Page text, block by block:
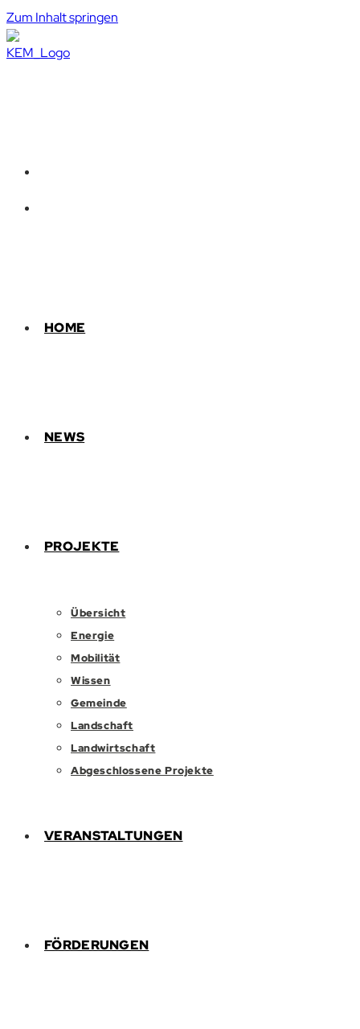
Zum Inhalt springen
HOME
NEWS
PROJEKTE
Übersicht
Energie
Mobilität
Wissen
Gemeinde
Landschaft
Landwirtschaft
Abgeschlossene Projekte
VERANSTALTUNGEN
FÖRDERUNGEN